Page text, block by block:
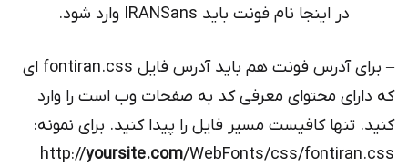
در اینجا نام فونت باید IRANSans وارد شود.
– برای آدرس فونت هم باید آدرس فایل fontiran.css ای
محتوای معرفی کد به صفحات وب است را وارد
تنها کافیست مسیر فایل را پیدا کنید. برای نمونه:
http://yoursite.com/WebFonts/css/